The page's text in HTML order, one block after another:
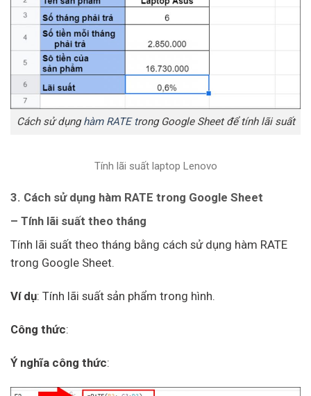
Cách sử dụnghàm RATE trong Google Sheet để tính lãi suất
Tính lãi suất laptop Lenovo
3. Cách sử dụng hàm RATE trong Google Sheet
– Tính lãi suất theo tháng
Tính lãi suất theo tháng bằng cách sử dụng hàm RATE
trong Google Sheet.
Ví dụ: Tính lãi suất sản phẩm trong hình.
Công thức:
Ý nghĩa công thức: